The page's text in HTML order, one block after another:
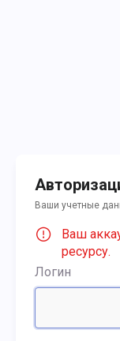
Ваши учетные
Ваш
ресурсу.
Логин